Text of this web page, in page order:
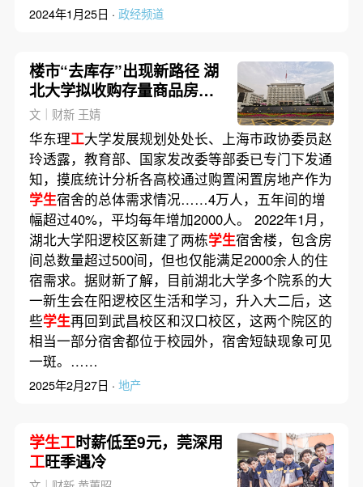
2024年1月25日 · 政经频道
楼市“去库存”出现新路径 湖
北大学拟收购存量商品房用
作 学生宿舍
文｜财新 王婧
华东理工大学发展规划处处长、上海市政协委员赵
玲透露，教育部、国家发改委等部委已专门下发通
知，摸底统计分析各高校通过购置闲置房地产作为
学生宿舍的总体需求情况……4万人，五年间的增
幅超过40%，平均每年增加2000人。 2022年1月，
湖北大学阳逻校区新建了两栋学生宿舍楼，包含房
间总数量超过500间，但也仅能满足2000余人的住
宿需求。据财新了解，目前湖北大学多个院系的大
一新生会在阳逻校区生活和学习，升入大二后，这
些学生再回到武昌校区和汉口校区，这两个院区的
相当一部分宿舍都位于校园外，宿舍短缺现象可见
一斑。……
2025年2月27日 · 地产
学生工时薪低至9元，莞深用
工旺季遇冷